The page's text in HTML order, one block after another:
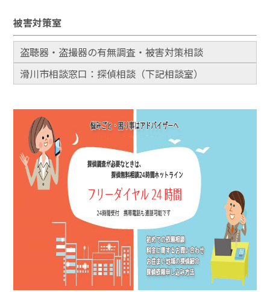
被害対策室
盗聴器・盗撮器の有無調査・被害対策相談
滑川市相談窓口：探偵相談（下記相談室）